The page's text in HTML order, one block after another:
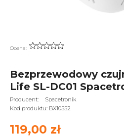
Ocena:
Bezprzewodowy
Life SL-DC01
Producent:
Spacetronik
Kod produktu: BX10552
119,00 zł